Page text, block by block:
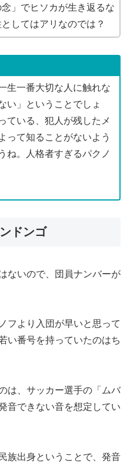
」でヒソカが生き返るな
してはアリなのでは？
生一番大切な人に触れな
い」ということでしょ
ている、犯人が残したメ
って知ることがないよう
ね。人格者すぎるパクノ
ドンゴ
ないので、団員ナンバーが
フより入団が早いと思って
い番号を持っていたのはち
は、サッカー選手の「ムバ
音できない音を想定してい
族出身ということで、発音